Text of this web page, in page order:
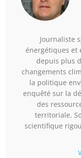
Journaliste
énergétiques et
depuis plus
changements
la politique
enquêté sur la
des
territoriale.
scientifique